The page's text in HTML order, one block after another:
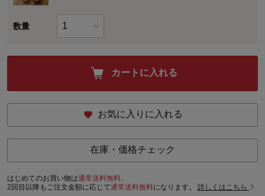
数量
カートに入れる
お気に入りに入れる
在庫・価格チェック
はじめてのお買い物は通常送料無料。
2回目以降もご注文金額に応じて通常送料無料になります。 詳しくはこちら